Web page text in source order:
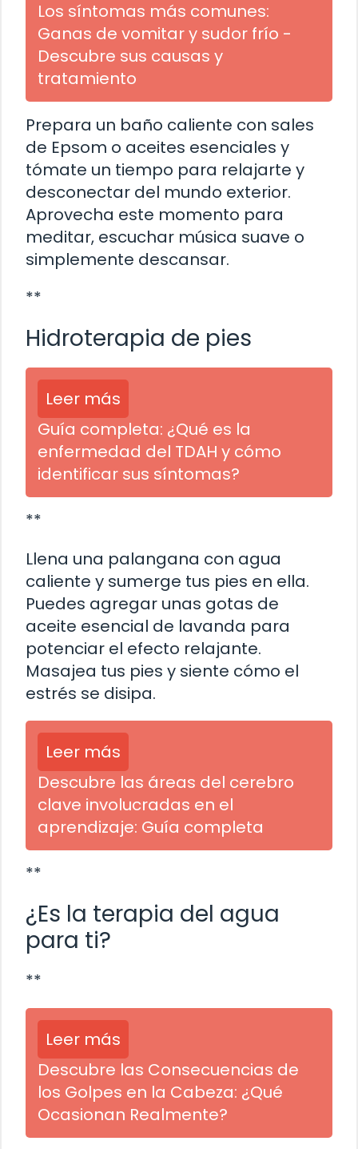
Los síntomas más comunes:
Ganas de vomitar y sudor frío -
Descubre sus causas y
tratamiento
Prepara un baño caliente con sales
de Epsom o aceites esenciales y
tómate un tiempo para relajarte y
desconectar del mundo exterior.
Aprovecha este momento para
meditar, escuchar música suave o
simplemente descansar.
**
Hidroterapia de pies
Leer más
Guía completa: ¿Qué es la
enfermedad del TDAH y cómo
identificar sus síntomas?
**
Llena una palangana con agua
caliente y sumerge tus pies en ella.
Puedes agregar unas gotas de
aceite esencial de lavanda para
potenciar el efecto relajante.
Masajea tus pies y siente cómo el
estrés se disipa.
Leer más
Descubre las áreas del cerebro
clave involucradas en el
aprendizaje: Guía completa
**
¿Es la terapia del agua
para ti?
**
Leer más
Descubre las Consecuencias de
los Golpes en la Cabeza: ¿Qué
Ocasionan Realmente?